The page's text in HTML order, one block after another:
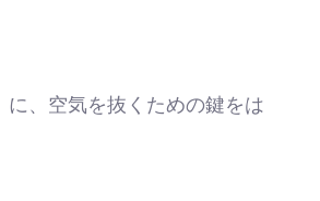
、空気を抜くための鍵をは